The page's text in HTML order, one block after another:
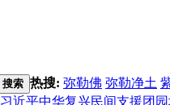
搜索 热搜: 弥勒佛 弥勒净土
习近平中华复兴民间支援团